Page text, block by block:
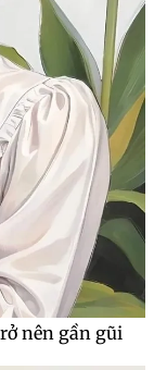
nên gần gũi